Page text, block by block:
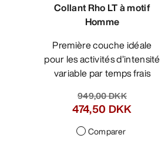
Collant Rho LT à motif
Homme
Première couche idéale
pour les activités d’intensité
variable par temps frais
949,00 DKK
474,50 DKK
Comparer